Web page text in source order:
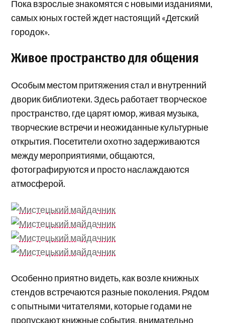
Пока взрослые знакомятся с новыми изданиями,
самых юных гостей ждет настоящий «Детский
городок».
Живое пространство для общения
Особым местом притяжения стал и внутренний
дворик библиотеки. Здесь работает творческое
пространство, где царят юмор, живая музыка,
творческие встречи и неожиданные культурные
открытия. Посетители охотно задерживаются
между мероприятиями, общаются,
фотографируются и просто наслаждаются
атмосферой.
Особенно приятно видеть, как возле книжных
стендов встречаются разные поколения. Рядом
с опытными читателями, которые годами не
пропускают книжные события, внимательно